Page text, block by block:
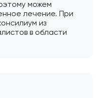
можем
лечение. При
из
в области